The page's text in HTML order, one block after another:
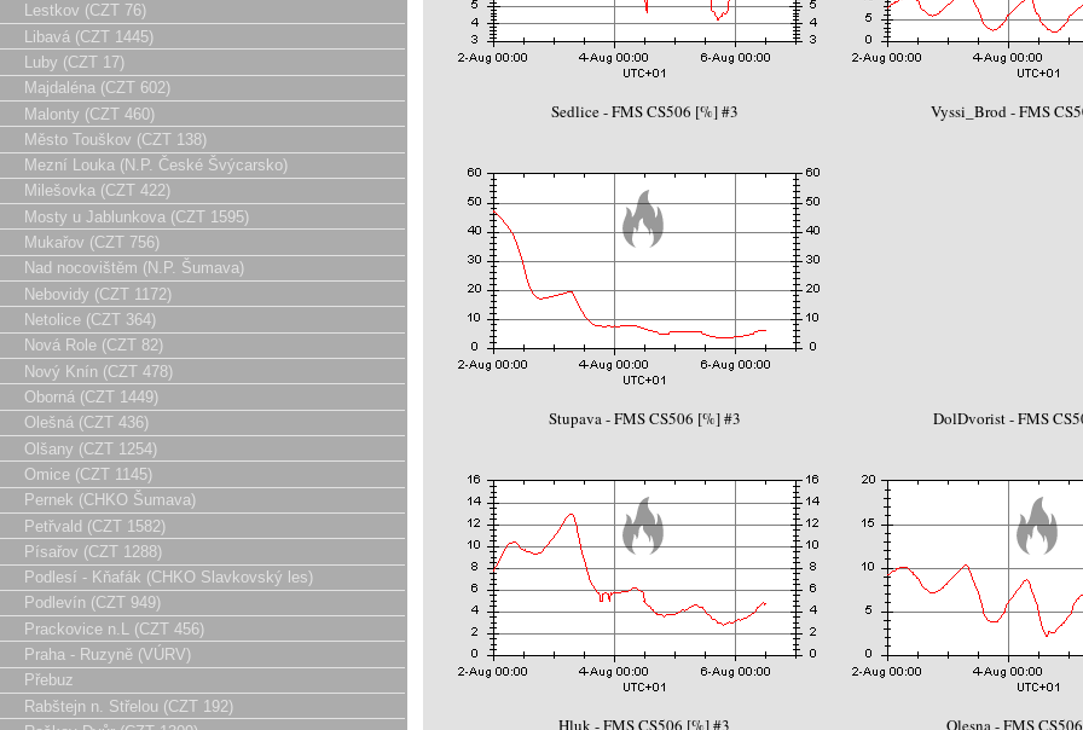
Lestkov (CZT 76)
Libavá (CZT 1445)
Luby (CZT 17)
Majdaléna (CZT 602)
Malonty (CZT 460)
Město Touškov (CZT 138)
Mezní Louka (N.P. České Švýcarsko)
Milešovka (CZT 422)
Mosty u Jablunkova (CZT 1595)
Mukařov (CZT 756)
Nad nocovištěm (N.P. Šumava)
Nebovidy (CZT 1172)
Netolice (CZT 364)
Nová Role (CZT 82)
Nový Knín (CZT 478)
Oborná (CZT 1449)
Olešná (CZT 436)
Olšany (CZT 1254)
Omice (CZT 1145)
Pernek (CHKO Šumava)
Petřvald (CZT 1582)
Písařov (CZT 1288)
Podlesí - Kňafák (CHKO Slavkovský les)
Podlevín (CZT 949)
Prackovice n.L (CZT 456)
Praha - Ruzyně (VÚRV)
Přebuz
Rabštejn n. Střelou (CZT 192)
Sedlice - FMS CS506 [%] #3 Vyssi_Brod - FMS
Stupava - FMS CS506 [%] #3 DolDvorist - FMS
Hluk - FMS CS506 [%] #3 Olesna - FMS